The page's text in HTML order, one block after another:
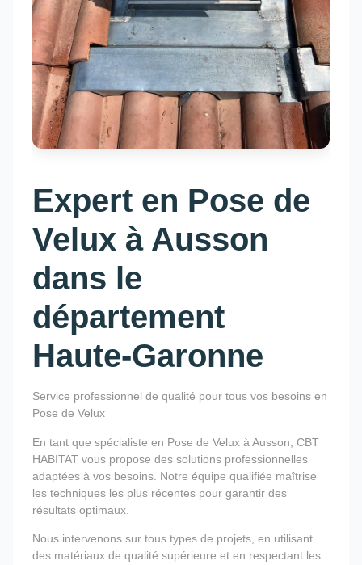
Expert en Pose de
Velux à Ausson
dans le
département
Haute-Garonne
Service professionnel de qualité pour tous vos besoins en
Pose de Velux
En tant que spécialiste en Pose de Velux à Ausson, CBT
HABITAT vous propose des solutions professionnelles
adaptées à vos besoins. Notre équipe qualifiée maîtrise
les techniques les plus récentes pour garantir des
résultats optimaux.
Nous intervenons sur tous types de projets, en utilisant
des matériaux de qualité supérieure et en respectant les